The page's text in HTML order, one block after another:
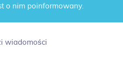
o nim poinformowany.
wiadomości